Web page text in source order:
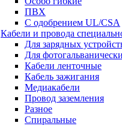
ПВХ
С одобрением UL/CSA
Кабели и провода
Для зарядных
Для
Кабели ленточные
Кабель зажигания
Медиакабели
Провод заземления
Разное
Спиральные